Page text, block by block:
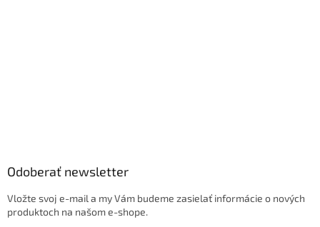
Odoberať newsletter
Vložte svoj e-mail a my Vám budeme zasielať informácie o nových
produktoch na našom e-shope.